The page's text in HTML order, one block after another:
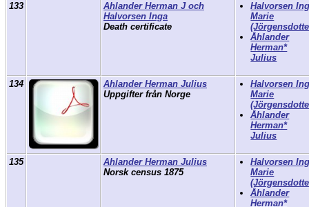
133
Ahlander Herman J och
Halvorsen Inga
Death certificate
Halvorsen
Marie
Åhlander
Herman*
Julius
134
Ahlander Herman Julius
Uppgifter från Norge
Halvorsen
Marie
Åhlander
Herman*
Julius
135
Ahlander Herman Julius
Norsk census 1875
Halvorsen
Marie
Åhlander
Herman*